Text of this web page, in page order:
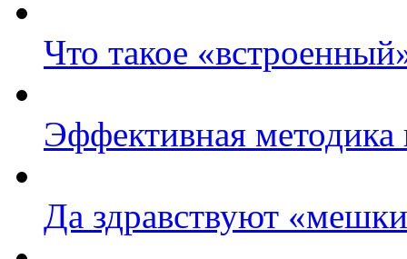
Что такое
Эффективная
Да здравствуют